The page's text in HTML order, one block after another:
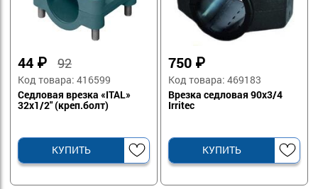
44 ₽92
Код товара: 416599
Седловая врезка «ITAL»
32х1/2" (креп.болт)
КУПИТЬ
750 ₽
Код товара: 469183
Врезка седловая 90х3/4
Irritec
КУПИТЬ